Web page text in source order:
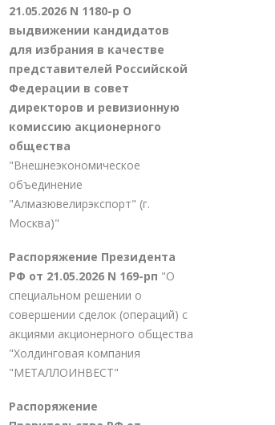
21.05.2026 N 1180-р О
выдвижении кандидатов
для избрания в качестве
представителей Российской
Федерации в совет
директоров и ревизионную
комиссию акционерного
общества
"Внешнеэкономическое
объединение
"Алмазювелирэкспорт" (г.
Москва)"
Распоряжение Президента
РФ от 21.05.2026 N 169-рп "О
специальном решении о
совершении сделок (операций) с
акциями акционерного общества
"Холдинговая компания
"МЕТАЛЛОИНВЕСТ"
Распоряжение